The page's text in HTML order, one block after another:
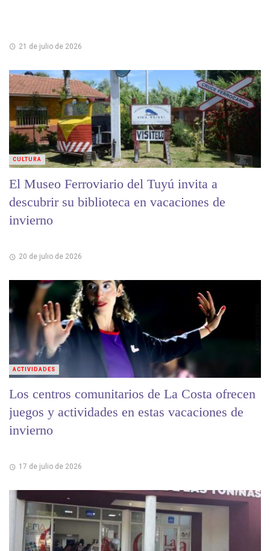
21 de julio de 2026
El Museo Ferroviario del Tuyú invita a
descubrir su biblioteca en vacaciones de
invierno
20 de julio de 2026
CULTURA
Los centros comunitarios de La Costa ofrecen
juegos y actividades en estas vacaciones de
invierno
17 de julio de 2026
ACTIVIDADES